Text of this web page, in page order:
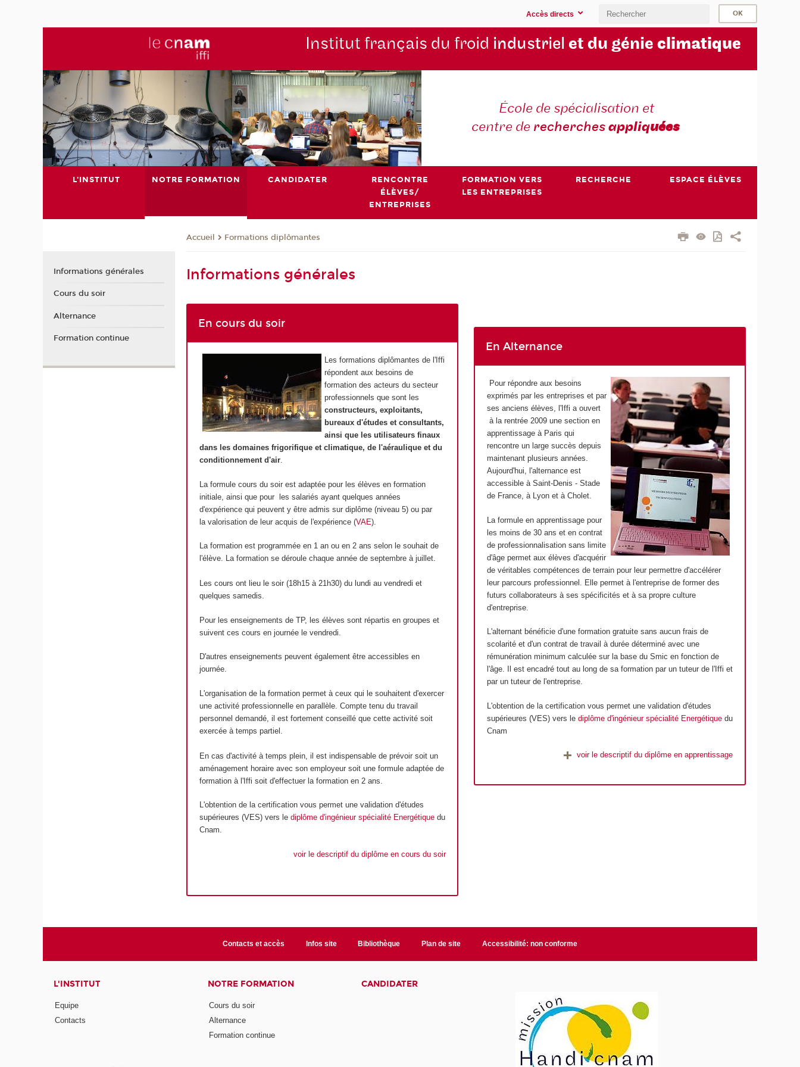
Accès directs
Institut français du froid industriel et du génie climatique
École de spécialisation et
centre de recherchesappliquées
L'INSTITUT NOTRE FORMATION CANDIDATER
RENCONTRE
ÉLÈVES/
ENTREPRISES
FORMATION VERS
LES ENTREPRISES
RECHERCHE ESPACE ÉLÈVES
Accueil Formations diplômantes
Informations générales
En cours du soir
Les formations diplômantes de l'Iffi
répondent aux besoins de
formation des acteurs du secteur
professionnels que sont les
constructeurs, exploitants,
bureaux d'études et consultants,
ainsi que les utilisateurs finaux
dans les domaines frigorifique et climatique, de l'aéraulique et du
conditionnement d'air.
La formule cours du soir est adaptée pour les élèves en formation
initiale, ainsi que pour les salariés ayant quelques années
d'expérience qui peuvent y être admis sur diplôme (niveau 5) ou par
la valorisation de leur acquis de l'expérience (VAE).
La formation est programmée en 1 an ou en 2 ans selon le souhait de
l'élève. La formation se déroule chaque année de septembre à juillet.
Les cours ont lieu le soir (18h15 à 21h30) du lundi au vendredi et
quelques samedis.
Pour les enseignements de TP, les élèves sont répartis en groupes et
suivent ces cours en journée le vendredi.
D'autres enseignements peuvent également être accessibles en
journée.
L'organisation de la formation permet à ceux qui le souhaitent d'exercer
une activité professionnelle en parallèle. Compte tenu du travail
personnel demandé, il est fortement conseillé que cette activité soit
exercée à temps partiel.
En cas d'activité à temps plein, il est indispensable de prévoir soit un
aménagement horaire avec son employeur soit une formule adaptée de
formation à l'Iffi soit d'effectuer la formation en 2 ans.
L'obtention de la certification vous permet une validation d'études
supérieures (VES) vers le diplôme d'ingénieur spécialité Energétiquedu
Cnam.
voir le descriptif du diplôme en cours du soir
En Alternance
Pour répondre aux besoins
exprimés par les entreprises et par
ses anciens élèves, l'Iffi a ouvert
à la rentrée 2009 une section en
apprentissage à Paris qui
rencontre un large succès depuis
maintenant plusieurs années.
Aujourd'hui, l'alternance est
accessible à Saint-Denis - Stade
de France, à Lyon et à Cholet.
La formule en apprentissage pour
les moins de 30 ans et en contrat
de professionnalisation sans limite
d'âge permet aux élèves d'acquérir
de véritables compétences de terrain pour leur permettre d'accélérer
leur parcours professionnel. Elle permet à l'entreprise de former des
futurs collaborateurs à ses spécificités et à sa propre culture
d'entreprise.
L'alternant bénéficie d'une formation gratuite sans aucun frais de
scolarité et d'un contrat de travail à durée déterminé avec une
rémunération minimum calculée sur la base du Smic en fonction de
l'âge. Il est encadré tout au long de sa formation par un tuteur de l'Iffi et
par un tuteur de l'entreprise.
L'obtention de la certification vous permet une validation d'études
supérieures (VES) vers le diplôme d'ingénieur spécialité Energétiquedu
Cnam
voir le descriptif du diplôme en apprentissage
Informations générales
Cours du soir
Alternance
Formation continue
Contacts et accès Infos site Bibliothèque Plan de site Accessibilité: non conforme
L'INSTITUT
Equipe
Contacts
NOTRE FORMATION
Cours du soir
Alternance
Formation continue
CANDIDATER